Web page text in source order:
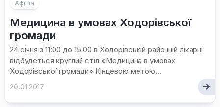
Афіша
Медицина в умовах Ходорівської
громади
24 січня з 11:00 до 15:00 в Ходорівській районній лікарні
відбудеться круглий стіл «Медицина в умовах
Ходорівської громади» Кінцевою метою...
20.01.2017